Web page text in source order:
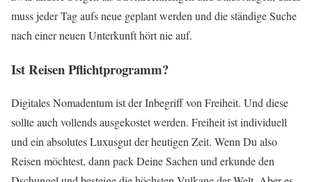
muss jeder Tag aufs neue geplant werden und die ständige Suche
nach einer neuen Unterkunft hört nie auf.
Ist Reisen Pflichtprogramm?
Digitales Nomadentum ist der Inbegriff von Freiheit. Und diese
sollte auch vollends ausgekostet werden. Freiheit ist individuell
und ein absolutes Luxusgut der heutigen Zeit. Wenn Du also
Reisen möchtest, dann pack Deine Sachen und erkunde den